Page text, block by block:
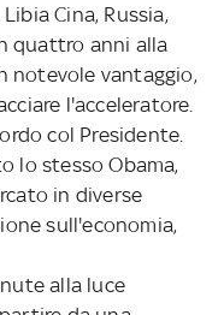
Cina, Russia,
quattro anni alla
notevole vantaggio,
l'acceleratore.
col Presidente.
lo stesso Obama,
in diverse
sull'economia,
alla luce